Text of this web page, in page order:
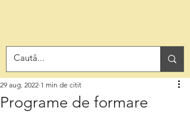
Programe de formare
29 aug. 2022 1 min de citit